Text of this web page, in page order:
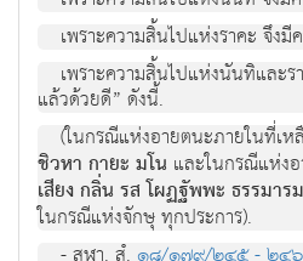
เพราะความสิ้นไปแห่งราคะ จึง
เพราะความสิ้นไปแห่งนันทิและ
แล้วด้วยดี” ดังนี้.
(ในกรณีแห่งอายตนะภายในที่เ
ชิวหา กายะ มโน และในกรณีแห่ง
เสียง กลิ่น รส โผฏฐัพพะ ธรรมา
ในกรณีแห่งจักษุ ทุกประการ).